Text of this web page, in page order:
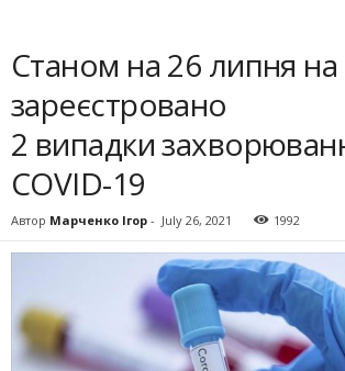
Станом на 26 липня на
зареєстровано
2 випадки
COVID-19
Автор Марченко Ігор - July 26, 2021 1992